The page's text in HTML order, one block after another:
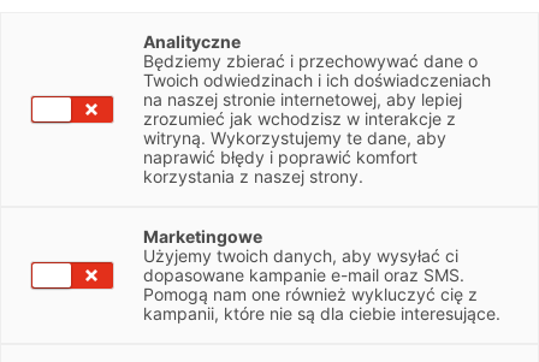
6793109159
Obsługiwane pojazdy:
Nissan, Infiniti, Mitsubishi, Isuzu
Autoryzacja serwisu:
Analityczne
Będziemy zbierać i przechowywać dane o
Twoich odwiedzinach i ich doświadczeniach
na naszej stronie internetowej, aby lepiej
zrozumieć jak wchodzisz w interakcje z
witryną. Wykorzystujemy te dane, aby
naprawić błędy i poprawić komfort
korzystania z naszej strony.
Marketingowe
Użyjemy twoich danych, aby wysyłać ci
dopasowane kampanie e-mail oraz SMS.
Pomogą nam one również wykluczyć cię z
kampanii, które nie są dla ciebie interesujące.